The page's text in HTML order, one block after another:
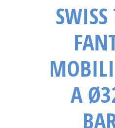
A